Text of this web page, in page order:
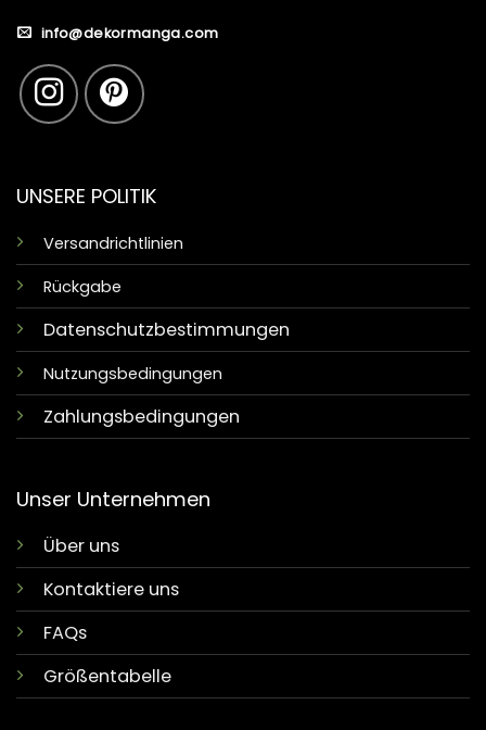
info@dekormanga.com
UNSERE POLITIK
Versandrichtlinien
Rückgabe
Datenschutzbestimmungen
Nutzungsbedingungen
Zahlungsbedingungen
Unser Unternehmen
Über uns
Kontaktiere uns
FAQs
Größentabelle